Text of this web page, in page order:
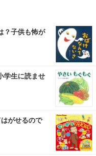
？子供も怖が
学生に読ませ
がせるので